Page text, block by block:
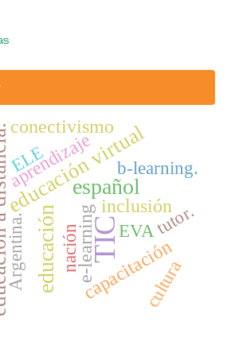
TIC
español
educación
educación virtual
e-learning
capacitación
aprendizaje
conectivismo
inclusión
cultura
nación
Argentina.
b-learning.
EVAtutor.
ELE